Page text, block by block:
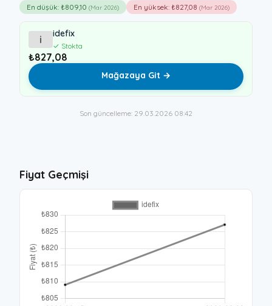
En düşük: ₺809,10 (Mar 2026) En yüksek: ₺827,08 (Mar 2026)
i idefix
✓ Stokta
₺827,08
Mağazaya Git →
Son güncelleme: 29.03.2026 08:42
Fiyat Geçmişi